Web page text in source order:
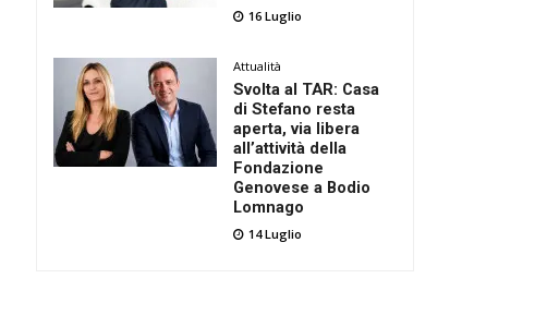
16 Luglio
Attualità
Svolta al TAR: Casa
di Stefano resta
aperta, via libera
all’attività della
Fondazione
Genovese a Bodio
Lomnago
14 Luglio